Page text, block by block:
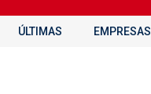
ÚLTIMAS EMPRESAS